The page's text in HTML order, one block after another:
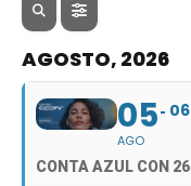
AGOSTO, 2026
05
AGO
06
CONTA AZUL CON 26